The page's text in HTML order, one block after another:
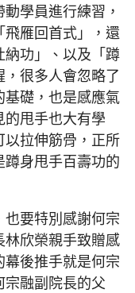
學員進行練習，
雁回首式」，還
功」、以及「蹲
很多人會忽略了
礎，也是感應氣
甩手也大有學
拉伸筋骨，正所
身甩手百壽功的
也要特別感謝何宗
欣榮親手致贈感
後推手就是何宗
融副院長的父